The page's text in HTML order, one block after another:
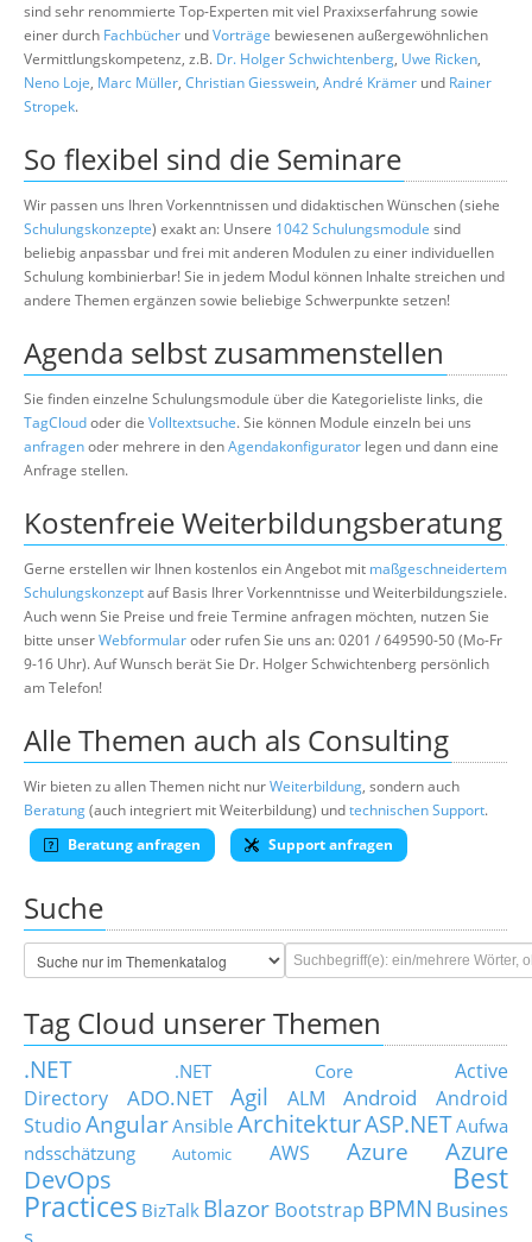
sind sehr renommierte Top-Experten mit viel Praxixserfahrung sowie
einer durch Fachbücher undVorträge bewiesenen außergewöhnlichen
Vermittlungskompetenz, z.B. Dr. Holger Schwichtenberg, Uwe Ricken,
Neno Loje, Marc Müller, Christian Giesswein, André Krämer und Rainer
Stropek.
So flexibel sind die Seminare
Wir passen uns Ihren Vorkenntnissen und didaktischen Wünschen (siehe
Schulungskonzepte) exakt an: Unsere 1042 Schulungsmodule sind
beliebig anpassbar und frei mit anderen Modulen zu einer individuellen
Schulung kombinierbar! Sie in jedem Modul können Inhalte streichen und
andere Themen ergänzen sowie beliebige Schwerpunkte setzen!
Agenda selbst zusammenstellen
Sie finden einzelne Schulungsmodule über die Kategorieliste links, die
TagCloudoder die Volltextsuche. Sie können Module einzeln bei uns
anfragenoder mehrere in denAgendakonfigurator legen und dann eine
Anfrage stellen.
Kostenfreie Weiterbildungsberatung
Gerne erstellen wir Ihnen kostenlos ein Angebot mit maßgeschneidertem
Schulungskonzeptauf Basis Ihrer Vorkenntnisse und Weiterbildungsziele.
Auch wenn Sie Preise und freie Termine anfragen möchten, nutzen Sie
bitte unserWebformularoder rufen Sie uns an: 0201 / 649590-50 (Mo-Fr
9-16 Uhr). Auf Wunsch berät Sie Dr. Holger Schwichtenberg persönlich
am Telefon!
Alle Themen auch als Consulting
Wir bieten zu allen Themen nicht nurWeiterbildung, sondern auch
Beratung(auch integriert mit Weiterbildung) undtechnischen Support.
Beratung anfragen
Support anfragen
Suche
Tag Cloud unserer Themen
.NET .NET Core
Active
Directory
ADO.NET Agil ALM Android
Android
StudioAngularAnsible ArchitekturASP.NETAufwa
ndsschätzung
Automic AWS Azure
Azure
DevOps
Best
Practices BizTalk Blazor Bootstrap BPMN Busines